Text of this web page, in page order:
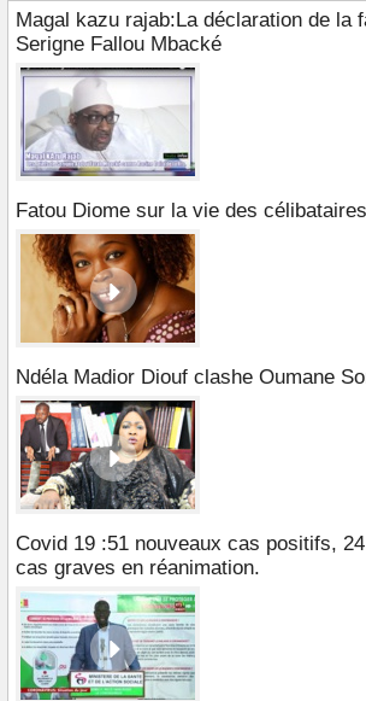
Magal kazu rajab:La déclaration de la
Serigne Fallou Mbacké
Fatou Diome sur la vie des
Ndéla Madior Diouf clashe Oumane
Covid 19 :51 nouveaux cas positifs,
cas graves en réanimation.